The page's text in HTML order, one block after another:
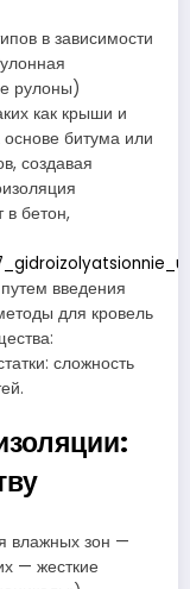
в зависимости
рулоны)
как крыши и
битума или
создавая
в бетон,
введения
для кровель
сложность
влажных зон —
— жесткие